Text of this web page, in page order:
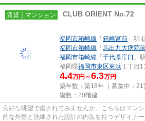
賃貸｜マンション CLUB ORIENT No.72
福岡市箱崎線 「箱崎宮前 」駅
福岡市箱崎線 「馬出九大病院
福岡市箱崎線 「千代県庁口 」
福岡県福岡市東区東浜 １丁目
4.4万円～6.3万円
築年数：築18年 ｜募集中： 21
階数：20階建
良好な眺望で癒されてみませんか。こちらはマン
的な外観と洗練された設計の内装を持つデザイナ